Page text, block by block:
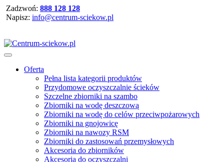
Zadzwoń: 888 128 128
Napisz: info@centrum-sciekow.pl
Oferta
Pełna lista kategorii produktów
Przydomowe oczyszczalnie ścieków
Szczelne zbiorniki na szambo
Zbiorniki na wodę deszczową
Zbiorniki na wodę do celów przeciwpożarowych
Zbiorniki na gnojowicę
Zbiorniki na nawozy RSM
Zbiorniki do zastosowań przemysłowych
Akcesoria do zbiorników
Akcesoria do oczyszczalni